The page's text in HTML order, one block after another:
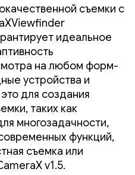
съемки с
идеальное
на любом форм-
устройства и
для создания
таких как
многозадачности,
функций,
съемка или
v1.5.